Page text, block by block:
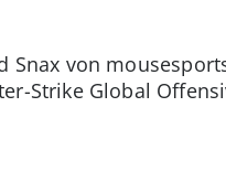
Snax von
Strike Global